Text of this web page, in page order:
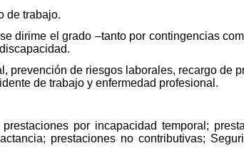
de trabajo.
dirime el grado –tanto por contingencias
de riesgos laborales, recargo de
de trabajo y enfermedad profesional.
por incapacidad temporal;
prestaciones no contributivas;